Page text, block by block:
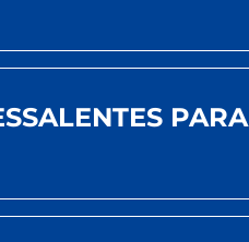
PARA